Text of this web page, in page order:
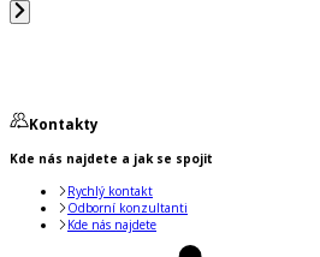
Kontakty
Kde nás najdete a jak se spojit
Rychlý kontakt
Odborní konzultanti
Kde nás najdete